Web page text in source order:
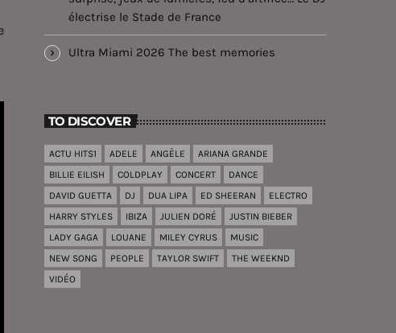
électrise le Stade de France
Ultra Miami 2026 The best memories
TO DISCOVER
ACTU HITS1 ADELE ANGÈLE
ARIANA GRANDE
BILLIE EILISH
COLDPLAY CONCERT
DANCE
DAVID GUETTA
DJ DUA LIPA ED SHEERAN
ELECTRO
HARRY STYLES
IBIZA JULIEN DORÉ
JUSTIN BIEBER
LADY GAGA
LOUANE MILEY CYRUS
MUSIC
NEW SONG
PEOPLE TAYLOR SWIFT
THE WEEKND
VIDÉO